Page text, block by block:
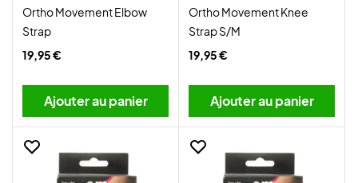
Ortho Movement Elbow
Strap
19,95 €
Ajouter au panier
Ortho Movement Knee
Strap S/M
19,95 €
Ajouter au panier